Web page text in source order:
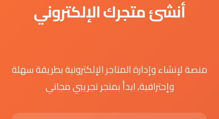
أنشئ متجرك الإلكتروني
منصة لإنشاء وإدارة المتاجر الإلكترونية بطريقة سهلة
وإحترافية, ابدأ بمتجر تجريبي مجاني